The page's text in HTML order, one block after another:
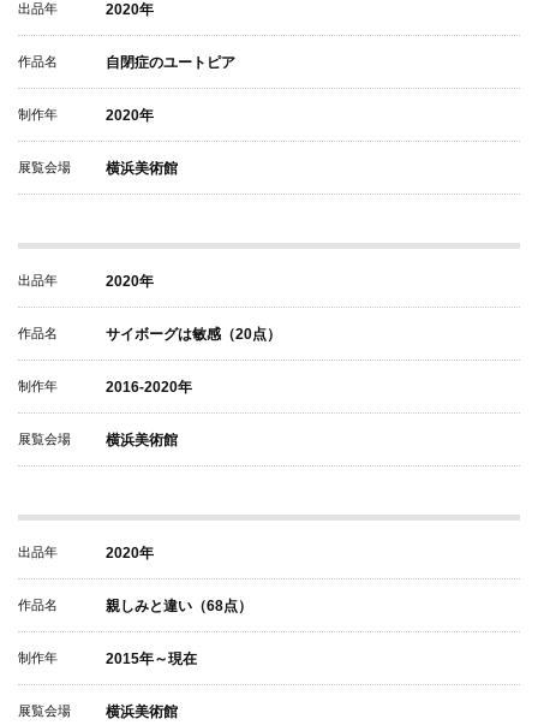
出品年 2020年
作品名 自閉症のユートピア
制作年 2020年
展覧会場 横浜美術館
出品年 2020年
作品名 サイボーグは敏感（20点）
制作年 2016-2020年
展覧会場 横浜美術館
出品年 2020年
作品名 親しみと違い（68点）
制作年 2015年～現在
展覧会場 横浜美術館